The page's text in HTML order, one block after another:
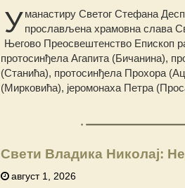
У манастиру Светог Стефана
прослављена храмовна слава
Његово Преосвештенство Eпископ
протосинђела Агапита (Бичанина),
(Станића), протосинђела Прохора
(Мирковића), јеромонаха Петра
Свети Владика Николај:
август 1, 2026